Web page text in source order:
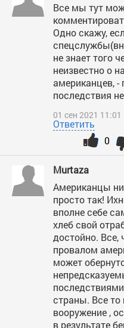
Все мы тут
Одно скажу,
не знает того
неизвестно о
американцев,
последствия
01 сен 2021 11:01
Ответить
0
Murtaza
Американцы
просто так!
вполне себе
хлеб свой
достойно.
провалом
может
страны. Все то
вооружение ,
в результате